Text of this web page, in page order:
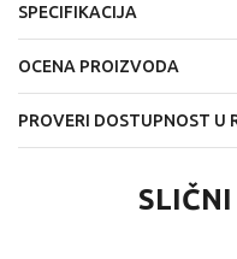
SPECIFIKACIJA
OCENA PROIZVODA
PROVERI DOSTUPNOST U